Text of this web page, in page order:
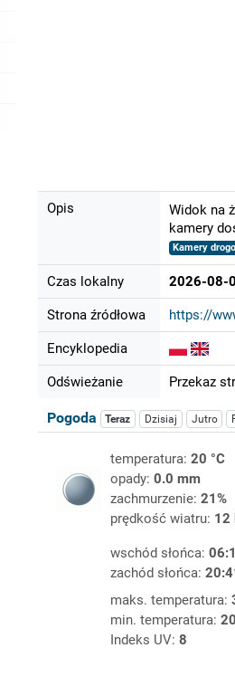
Opis
Widok na
kamery
Kamery
Czas lokalny 2026-08-
Strona źródłowa https://
Encyklopedia
Odświeżanie Przekaz
Pogoda Teraz Dzisiaj Jutro
temperatura: 20 °C
opady: 0.0 mm
zachmurzenie: 21%
prędkość wiatru: 12
wschód słońca:
zachód słońca:
maks. temperatura:
min. temperatura:
Indeks UV: 8